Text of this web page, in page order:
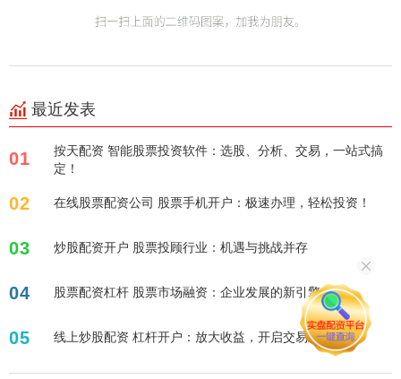
最近发表
01
按天配资 智能股票投资软件：选股、分析、交易，一站式搞
定！
02 在线股票配资公司 股票手机开户：极速办理，轻松投资！
03 炒股配资开户 股票投顾行业：机遇与挑战并存
04 股票配资杠杆 股票市场融资：企业发展的新引擎
05 线上炒股配资 杠杆开户：放大收益，开启交易新篇章！